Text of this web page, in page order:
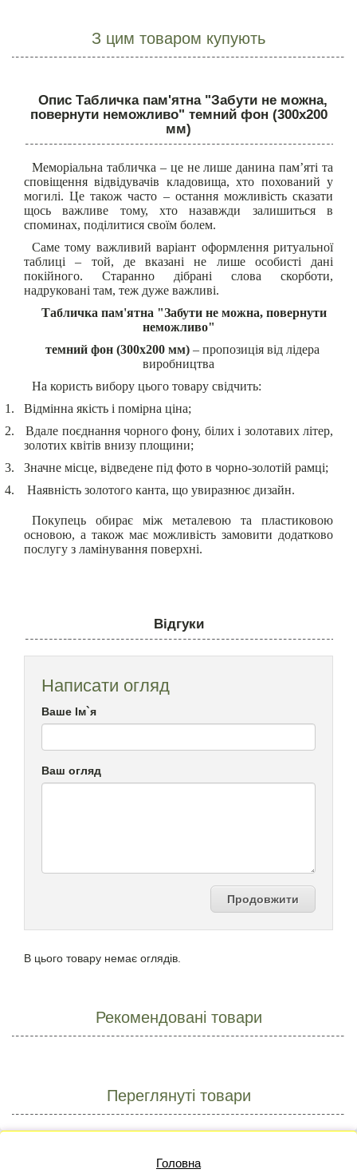
З цим товаром купують
Опис Табличка пам'ятна "Забути не можна,
повернути неможливо" темний фон (300х200
мм)
Меморіальна табличка – це не лише данина пам’яті та
сповіщення відвідувачів кладовища, хто похований у
могилі. Це також часто – остання можливість сказати
щось важливе тому, хто назавжди залишиться в
споминах, поділитися своїм болем.
Саме тому важливий варіант оформлення ритуальної
таблиці – той, де вказані не лише особисті дані
покійного. Старанно дібрані слова скорботи,
надруковані там, теж дуже важливі.
Табличка пам'ятна "Забути не можна, повернути
неможливо"
темний фон (300х200 мм) – пропозиція від лідера
виробництва
На користь вибору цього товару свідчить:
1.
Відмінна якість і помірна ціна;
2.
Вдале поєднання чорного фону, білих і золотавих літер,
золотих квітів внизу площини;
3.
Значне місце, відведене під фото в чорно-золотій рамці;
4.
Наявність золотого канта, що увиразнює дизайн.
Покупець обирає між металевою та пластиковою
основою, а також має можливість замовити додатково
послугу з ламінування поверхні.
Відгуки
Написати огляд
Ваше Ім`я
Ваш огляд
Продовжити
В цього товару немає оглядів.
Рекомендовані товари
Переглянуті товари
Головна